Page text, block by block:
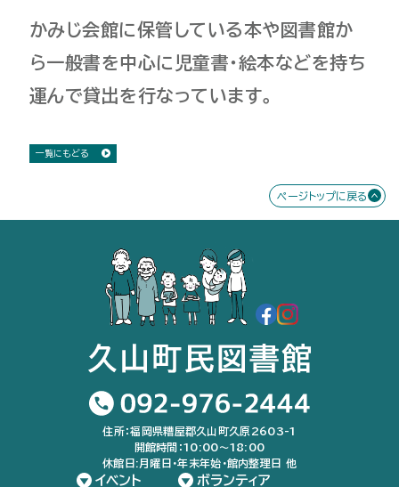
かみじ会館に保管している本や図書館か
ら一般書を中心に児童書・絵本などを持ち
運んで貸出を行なっています。
一覧にもどる
ページトップに戻る
住所：福岡県糟屋郡久山町久原2603-1
開館時間：10:00〜18:00
休館日:月曜日・年末年始・館内整理日 他
イベント ボランティア